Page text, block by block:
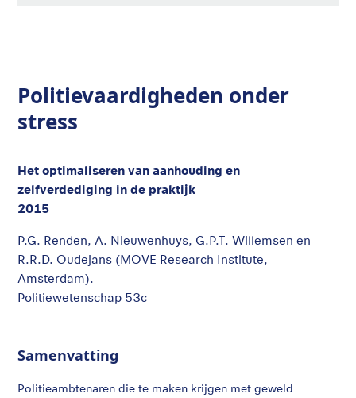
Politievaardigheden onder
stress
Het optimaliseren van aanhouding en
zelfverdediging in de praktijk
2015
P.G. Renden, A. Nieuwenhuys, G.P.T. Willemsen en
R.R.D. Oudejans (MOVE Research Institute,
Amsterdam).
Politiewetenschap 53c
Samenvatting
Politieambtenaren die te maken krijgen met geweld